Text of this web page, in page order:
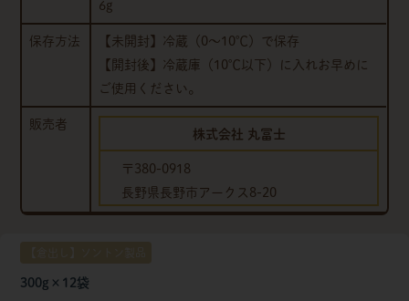
6g
保存方法
【未開封】冷蔵（0～10℃）で保存
【開封後】冷蔵庫（10℃以下）に入れお早めに
ご使用ください。
販売者
株式会社 丸冨士
〒380-0918
長野県長野市アークス8-20
300g×12袋